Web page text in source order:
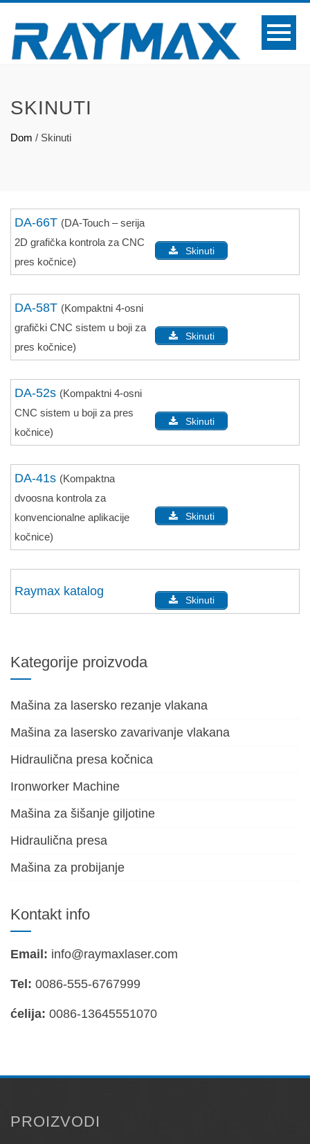
SKINUTI
Dom / Skinuti
DA-66T (DA-Touch – serija
2D grafička kontrola za CNC
pres kočnice)
Skinuti
DA-58T (Kompaktni 4-osni
grafički CNC sistem u boji za
pres kočnice)
Skinuti
DA-52s (Kompaktni 4-osni
CNC sistem u boji za pres
kočnice)
Skinuti
DA-41s (Kompaktna
dvoosna kontrola za
konvencionalne aplikacije
kočnice)
Skinuti
Raymax katalog
Skinuti
Kategorije proizvoda
Mašina za lasersko rezanje vlakana
Mašina za lasersko zavarivanje vlakana
Hidraulična presa kočnica
Ironworker Machine
Mašina za šišanje giljotine
Hidraulična presa
Mašina za probijanje
Kontakt info
Email: info@raymaxlaser.com
Tel: 0086-555-6767999
ćelija: 0086-13645551070
PROIZVODI